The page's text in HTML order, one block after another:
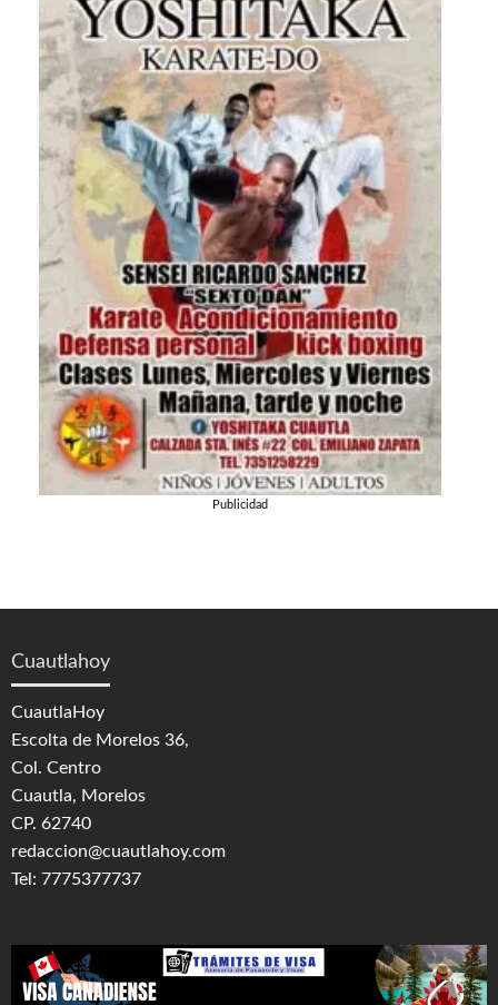
Publicidad
Cuautlahoy
CuautlaHoy
Escolta de Morelos 36,
Col. Centro
Cuautla, Morelos
CP. 62740
redaccion@cuautlahoy.com
Tel: 7775377737